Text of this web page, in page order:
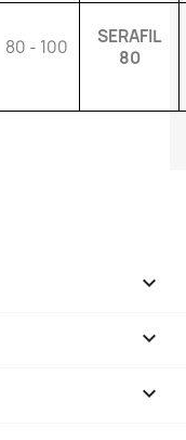
80 - 100
SERAFIL
80


